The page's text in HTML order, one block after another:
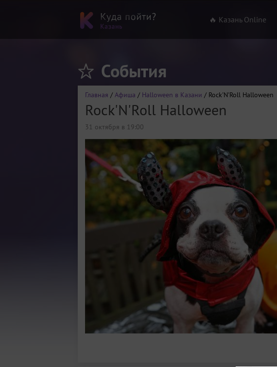
🔥 Казань Online
События
Главная / Афиша / Halloween в Казани / Rock'N'Roll Halloween
Rock'N'Roll Halloween
31 октября в 19:00